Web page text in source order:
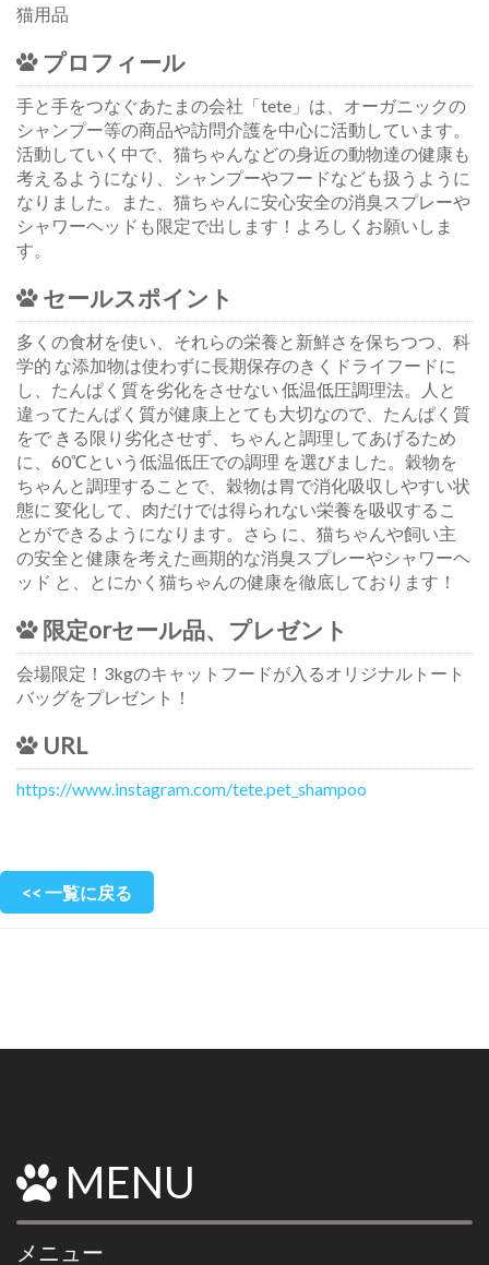
猫用品
プロフィール
手と手をつなぐあたまの会社「tete」は、オーガニックの
シャンプー等の商品や訪問介護を中心に活動しています。
活動していく中で、猫ちゃんなどの身近の動物達の健康も
考えるようになり、シャンプーやフードなども扱うように
なりました。また、猫ちゃんに安心安全の消臭スプレーや
シャワーヘッドも限定で出します！よろしくお願いしま
す。
セールスポイント
多くの食材を使い、それらの栄養と新鮮さを保ちつつ、科
学的 な添加物は使わずに長期保存のきくドライフードに
し、たんぱく質を劣化をさせない 低温低圧調理法。人と
違ってたんぱく質が健康上とても大切なので、たんぱく質
をで きる限り劣化させず、ちゃんと調理してあげるため
に、60℃という低温低圧での調理 を選びました。穀物を
ちゃんと調理することで、穀物は胃で消化吸収しやすい状
態に 変化して、肉だけでは得られない栄養を吸収するこ
とができるようになります。さら に、猫ちゃんや飼い主
の安全と健康を考えた画期的な消臭スプレーやシャワーヘ
ッド と、とにかく猫ちゃんの健康を徹底しております！
限定orセール品、プレゼント
会場限定！3kgのキャットフードが入るオリジナルトート
バッグをプレゼント！
URL
https://www.instagram.com/tete.pet_shampoo
<< 一覧に戻る
MENU
メニュー